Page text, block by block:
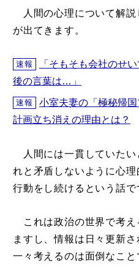
人間の心理について解説
が出てきます。
速報
「そもそも会社のせ
後の言葉は…」
速報
小室夫妻の「極秘帰
計画立ち消えの理由とは？
人間には一貫していたい
れと矛盾しないように心
行動をし続けるという話で
これは政治の世界で考え
ますし、情報は日々更新
一々考えるのは面倒なこと